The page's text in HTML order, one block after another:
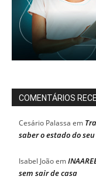
COMENTÁRIOS
Cesário Palassa em
saber o estado do
Isabel Joãoem
sem sair de casa